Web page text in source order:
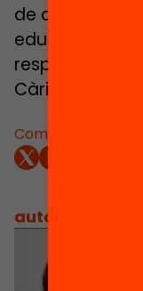
Comparteix:
de docents i
educació
responsable
Càritas, a les II
autors